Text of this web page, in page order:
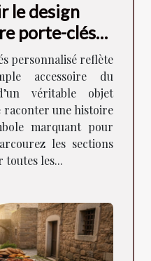
le design
porte-clés
personnalisé reflète
accessoire du
véritable objet
raconter une histoire
marquant pour
les sections
toutes les...